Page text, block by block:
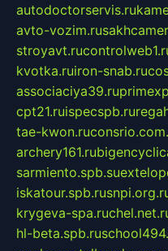
autodoctorservis.ru
avto-vozim.ru
stroyavt.ru
kvotka.ruiron-snab.ru
associaciya39.ru
cpt21.ruispecspb.ru
tae-kwon.ru
archery161.ru
sarmiento.spb.su
iskatour.spb.ru
krygeva-spa.ru
hl-beta.spb.ru